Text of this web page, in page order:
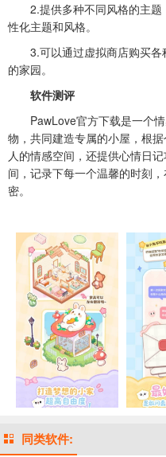
2.提供多种不同风格的主题
性化主题和风格。
3.可以通过虚拟商店购买各
的家园。
软件测评
PawLove官方下载是一个情
物，共同建造专属的小屋，根
人的情感空间，还提供心情日
间，记录下每一个温馨的时刻
密。
同类软件: